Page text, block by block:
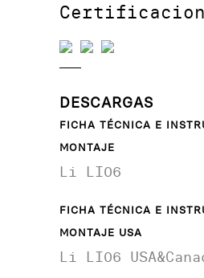
DESCARGAS
FICHA TÉCNICA E
MONTAJE
Li LI06
FICHA TÉCNICA E
MONTAJE USA
Li LI06